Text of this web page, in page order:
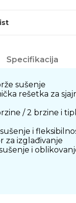
Specifikacija
sušenje
rešetka za
/ 2 brzine i
i
za izglađivanje
i